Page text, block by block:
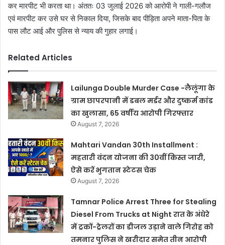
कर मारपीट भी करता था। अंततः 03 जुलाई 2026 को आरोपी ने गाली-गलौज
एवं मारपीट कर उसे घर से निकाल दिया, जिसके बाद पीड़िता अपने माता-पिता के
पास लौट आई और पुलिस से न्याय की गुहार लगाई।
Related Articles
Lailunga Double Murder Case -लैलूंगा के
ग्राम छापरपानी में डबल मर्डर और दुष्कर्म कांड
का खुलासा, 65 वर्षीय आरोपी गिरफ्तार
August 7, 2026
Mahtari Vandan 30th Installment :
महतारी वंदन योजना की 30वीं किस्त जारी,
ऐसे करें भुगतान स्टेटस चेक
August 7, 2026
Tamnar Police Arrest Three for Stealing
Diesel From Trucks at Night रात के अंधेरे
में ट्रकों-ट्रेलरों का डीजल उड़ाने वाले गिरोह को
तमनार पुलिस ने खरीदार समेत तीन आरोपी